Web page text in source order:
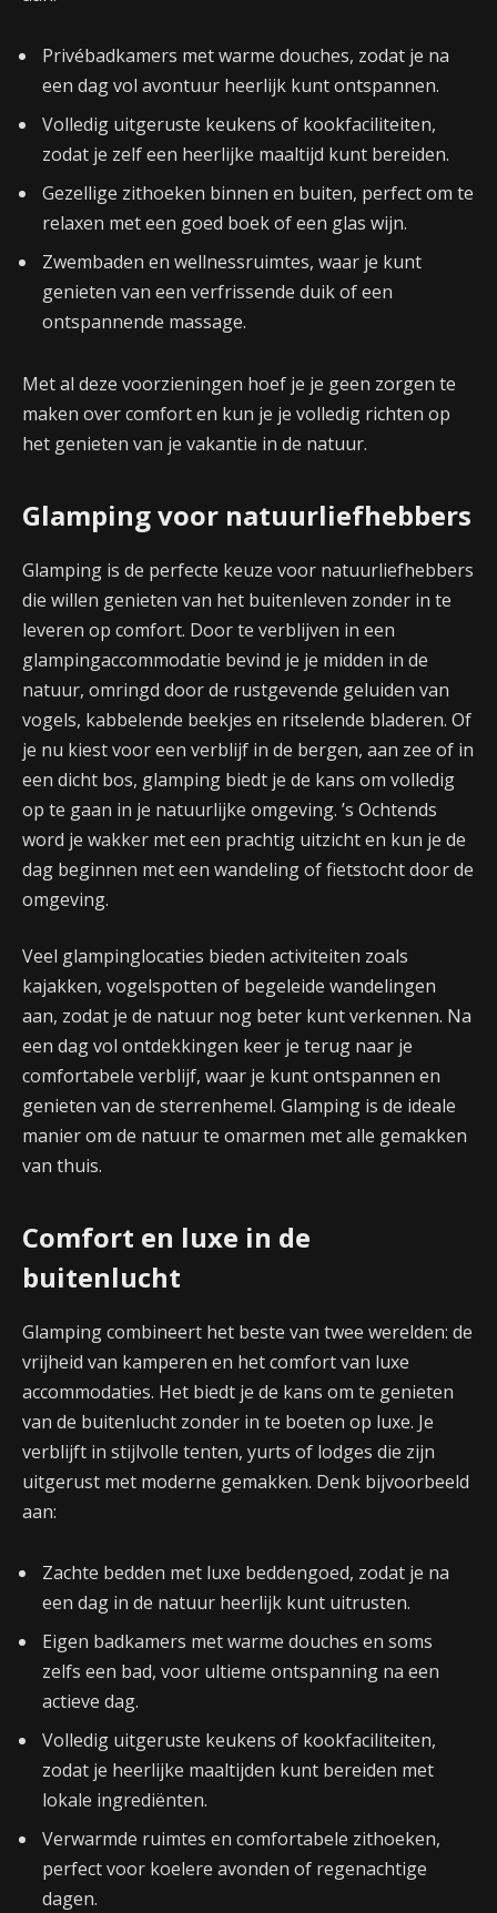
Privébadkamers met warme douches, zodat je na
een dag vol avontuur heerlijk kunt ontspannen.
Volledig uitgeruste keukens of kookfaciliteiten,
zodat je zelf een heerlijke maaltijd kunt bereiden.
Gezellige zithoeken binnen en buiten, perfect om te
relaxen met een goed boek of een glas wijn.
Zwembaden en wellnessruimtes, waar je kunt
genieten van een verfrissende duik of een
ontspannende massage.
Met al deze voorzieningen hoef je je geen zorgen te
maken over comfort en kun je je volledig richten op
het genieten van je vakantie in de natuur.
Glamping voor natuurliefhebbers
Glamping is de perfecte keuze voor natuurliefhebbers
die willen genieten van het buitenleven zonder in te
leveren op comfort. Door te verblijven in een
glampingaccommodatie bevind je je midden in de
natuur, omringd door de rustgevende geluiden van
vogels, kabbelende beekjes en ritselende bladeren. Of
je nu kiest voor een verblijf in de bergen, aan zee of in
een dicht bos, glamping biedt je de kans om volledig
op te gaan in je natuurlijke omgeving. ’s Ochtends
word je wakker met een prachtig uitzicht en kun je de
dag beginnen met een wandeling of fietstocht door de
omgeving.
Veel glampinglocaties bieden activiteiten zoals
kajakken, vogelspotten of begeleide wandelingen
aan, zodat je de natuur nog beter kunt verkennen. Na
een dag vol ontdekkingen keer je terug naar je
comfortabele verblijf, waar je kunt ontspannen en
genieten van de sterrenhemel. Glamping is de ideale
manier om de natuur te omarmen met alle gemakken
van thuis.
Comfort en luxe in de
buitenlucht
Glamping combineert het beste van twee werelden: de
vrijheid van kamperen en het comfort van luxe
accommodaties. Het biedt je de kans om te genieten
van de buitenlucht zonder in te boeten op luxe. Je
verblijft in stijlvolle tenten, yurts of lodges die zijn
uitgerust met moderne gemakken. Denk bijvoorbeeld
aan:
Zachte bedden met luxe beddengoed, zodat je na
een dag in de natuur heerlijk kunt uitrusten.
Eigen badkamers met warme douches en soms
zelfs een bad, voor ultieme ontspanning na een
actieve dag.
Volledig uitgeruste keukens of kookfaciliteiten,
zodat je heerlijke maaltijden kunt bereiden met
lokale ingrediënten.
Verwarmde ruimtes en comfortabele zithoeken,
perfect voor koelere avonden of regenachtige
dagen.